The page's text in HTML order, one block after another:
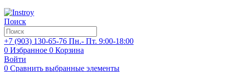
Поиск
+7 (903) 130-65-76 Пн.- Пт. 9:00-18:00
0 Избранное 0 Корзина
Войти
0 Сравнить выбранные элементы